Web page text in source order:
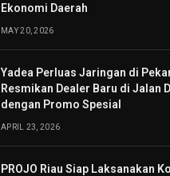
Ekonomi Daerah
MAY 20, 2026
Yadea Perluas Jaringan di
Resmikan Dealer Baru di Jalan
dengan Promo Spesial
APRIL 23, 2026
PROJO Riau Siap Laksanakan